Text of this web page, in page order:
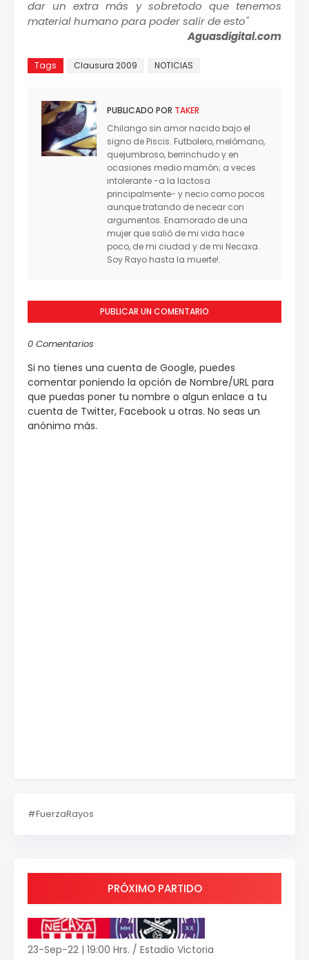
dar un extra más y sobretodo que tenemos
material humano para poder salir de esto"
Aguasdigital.com
Tags Clausura 2009 NOTICIAS
PUBLICADO POR TAKER
Chilango sin amor nacido bajo el
signo de Piscis. Futbolero, melómano,
quejumbroso, berrinchudo y en
ocasiones medio mamón; a veces
intolerante -a la lactosa
principalmente- y necio como pocos
aunque tratando de necear con
argumentos. Enamorado de una
mujer que salió de mi vida hace
poco, de mi ciudad y de mi Necaxa.
Soy Rayo hasta la muerte!.
PUBLICAR UN COMENTARIO
0 Comentarios
Si no tienes una cuenta de Google, puedes
comentar poniendo la opción de Nombre/URL para
que puedas poner tu nombre o algun enlace a tu
cuenta de Twitter, Facebook u otras. No seas un
anónimo más.
#FuerzaRayos
PRÓXIMO PARTIDO
23-Sep-22 | 19:00 Hrs. / Estadio Victoria